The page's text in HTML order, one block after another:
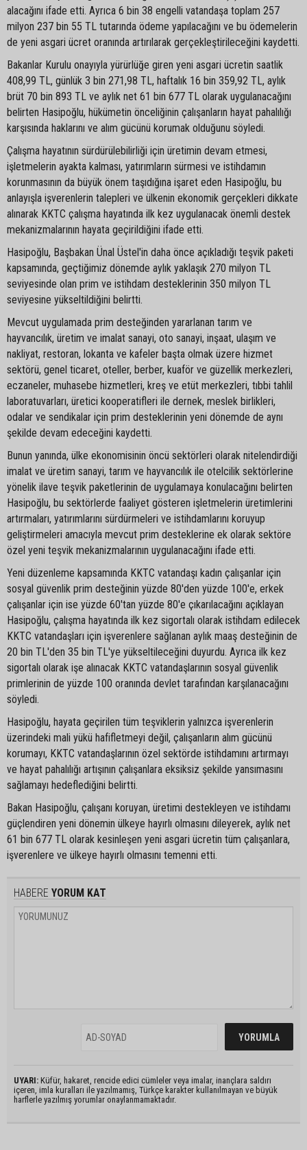
alacağını ifade etti. Ayrıca 6 bin 38 engelli vatandaşa toplam 257
milyon 237 bin 55 TL tutarında ödeme yapılacağını ve bu ödemelerin
de yeni asgari ücret oranında artırılarak gerçekleştirileceğini kaydetti.
Bakanlar Kurulu onayıyla yürürlüğe giren yeni asgari ücretin saatlik
408,99 TL, günlük 3 bin 271,98 TL, haftalık 16 bin 359,92 TL, aylık
brüt 70 bin 893 TL ve aylık net 61 bin 677 TL olarak uygulanacağını
belirten Hasipoğlu, hükümetin önceliğinin çalışanların hayat pahalılığı
karşısında haklarını ve alım gücünü korumak olduğunu söyledi.
Çalışma hayatının sürdürülebilirliği için üretimin devam etmesi,
işletmelerin ayakta kalması, yatırımların sürmesi ve istihdamın
korunmasının da büyük önem taşıdığına işaret eden Hasipoğlu, bu
anlayışla işverenlerin talepleri ve ülkenin ekonomik gerçekleri dikkate
alınarak KKTC çalışma hayatında ilk kez uygulanacak önemli destek
mekanizmalarının hayata geçirildiğini ifade etti.
Hasipoğlu, Başbakan Ünal Üstel'in daha önce açıkladığı teşvik paketi
kapsamında, geçtiğimiz dönemde aylık yaklaşık 270 milyon TL
seviyesinde olan prim ve istihdam desteklerinin 350 milyon TL
seviyesine yükseltildiğini belirtti.
Mevcut uygulamada prim desteğinden yararlanan tarım ve
hayvancılık, üretim ve imalat sanayi, oto sanayi, inşaat, ulaşım ve
nakliyat, restoran, lokanta ve kafeler başta olmak üzere hizmet
sektörü, genel ticaret, oteller, berber, kuaför ve güzellik merkezleri,
eczaneler, muhasebe hizmetleri, kreş ve etüt merkezleri, tıbbi tahlil
laboratuvarları, üretici kooperatifleri ile dernek, meslek birlikleri,
odalar ve sendikalar için prim desteklerinin yeni dönemde de aynı
şekilde devam edeceğini kaydetti.
Bunun yanında, ülke ekonomisinin öncü sektörleri olarak nitelendirdiği
imalat ve üretim sanayi, tarım ve hayvancılık ile otelcilik sektörlerine
yönelik ilave teşvik paketlerinin de uygulamaya konulacağını belirten
Hasipoğlu, bu sektörlerde faaliyet gösteren işletmelerin üretimlerini
artırmaları, yatırımlarını sürdürmeleri ve istihdamlarını koruyup
geliştirmeleri amacıyla mevcut prim desteklerine ek olarak sektöre
özel yeni teşvik mekanizmalarının uygulanacağını ifade etti.
Yeni düzenleme kapsamında KKTC vatandaşı kadın çalışanlar için
sosyal güvenlik prim desteğinin yüzde 80'den yüzde 100'e, erkek
çalışanlar için ise yüzde 60'tan yüzde 80'e çıkarılacağını açıklayan
Hasipoğlu, çalışma hayatında ilk kez sigortalı olarak istihdam edilecek
KKTC vatandaşları için işverenlere sağlanan aylık maaş desteğinin de
20 bin TL'den 35 bin TL'ye yükseltileceğini duyurdu. Ayrıca ilk kez
sigortalı olarak işe alınacak KKTC vatandaşlarının sosyal güvenlik
primlerinin de yüzde 100 oranında devlet tarafından karşılanacağını
söyledi.
Hasipoğlu, hayata geçirilen tüm teşviklerin yalnızca işverenlerin
üzerindeki mali yükü hafifletmeyi değil, çalışanların alım gücünü
korumayı, KKTC vatandaşlarının özel sektörde istihdamını artırmayı
ve hayat pahalılığı artışının çalışanlara eksiksiz şekilde yansımasını
sağlamayı hedeflediğini belirtti.
Bakan Hasipoğlu, çalışanı koruyan, üretimi destekleyen ve istihdamı
güçlendiren yeni dönemin ülkeye hayırlı olmasını dileyerek, aylık net
61 bin 677 TL olarak kesinleşen yeni asgari ücretin tüm çalışanlara,
işverenlere ve ülkeye hayırlı olmasını temenni etti.
HABERE YORUM KAT
UYARI: Küfür, hakaret, rencide edici cümleler veya imalar, inançlara saldırı
içeren, imla kuralları ile yazılmamış, Türkçe karakter kullanılmayan ve büyük
harflerle yazılmış yorumlar onaylanmamaktadır.